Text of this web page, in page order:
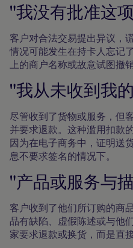
"我没有批准这
客户对合法交易提出异议，
情况可能发生在持卡人忘记
上的商户名称或故意试图撤
"我从未收到我
尽管收到了货物或服务，但
并要求退款。这种滥用扣款
因为在电子商务中，证明送
息不要求签名的情况下。
"产品或服务与
客户收到了他们所订购的商
品有缺陷、虚假陈述或与他
家要求退款或换货，而是直